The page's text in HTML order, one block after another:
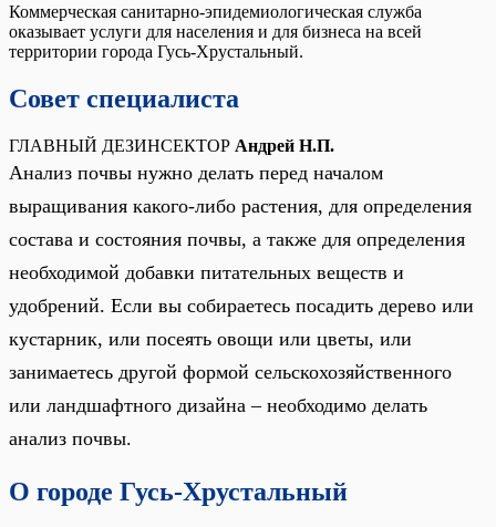
Коммерческая санитарно-эпидемиологическая служба
оказывает услуги для населения и для бизнеса на всей
территории города Гусь-Хрустальный.
Совет специалиста
ГЛАВНЫЙ ДЕЗИНСЕКТОР Андрей Н.П.
Анализ почвы нужно делать перед началом
выращивания какого-либо растения, для определения
состава и состояния почвы, а также для определения
необходимой добавки питательных веществ и
удобрений. Если вы собираетесь посадить дерево или
кустарник, или посеять овощи или цветы, или
занимаетесь другой формой сельскохозяйственного
или ландшафтного дизайна – необходимо делать
анализ почвы.
О городе Гусь-Хрустальный